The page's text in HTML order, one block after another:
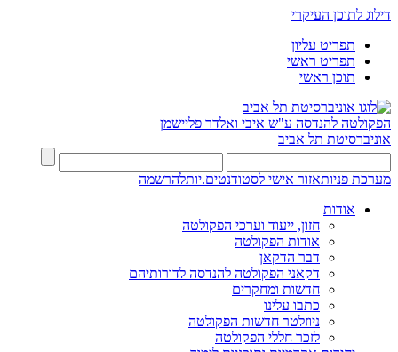
דילוג לתוכן העיקרי
תפריט עליון
תפריט ראשי
תוכן ראשי
הפקולטה להנדסה ע"ש איבי ואלדר פליישמן
אוניברסיטת תל אביב
מערכת פניותאזור אישי לסטודנטים.יותלהרשמה
אודות
חזון, ייעוד וערכי הפקולטה
אודות הפקולטה
דבר הדקאן
דקאני הפקולטה להנדסה לדורותיהם
חדשות ומחקרים
כתבו עלינו
ניוזלטר חדשות הפקולטה
לזכר חללי הפקולטה